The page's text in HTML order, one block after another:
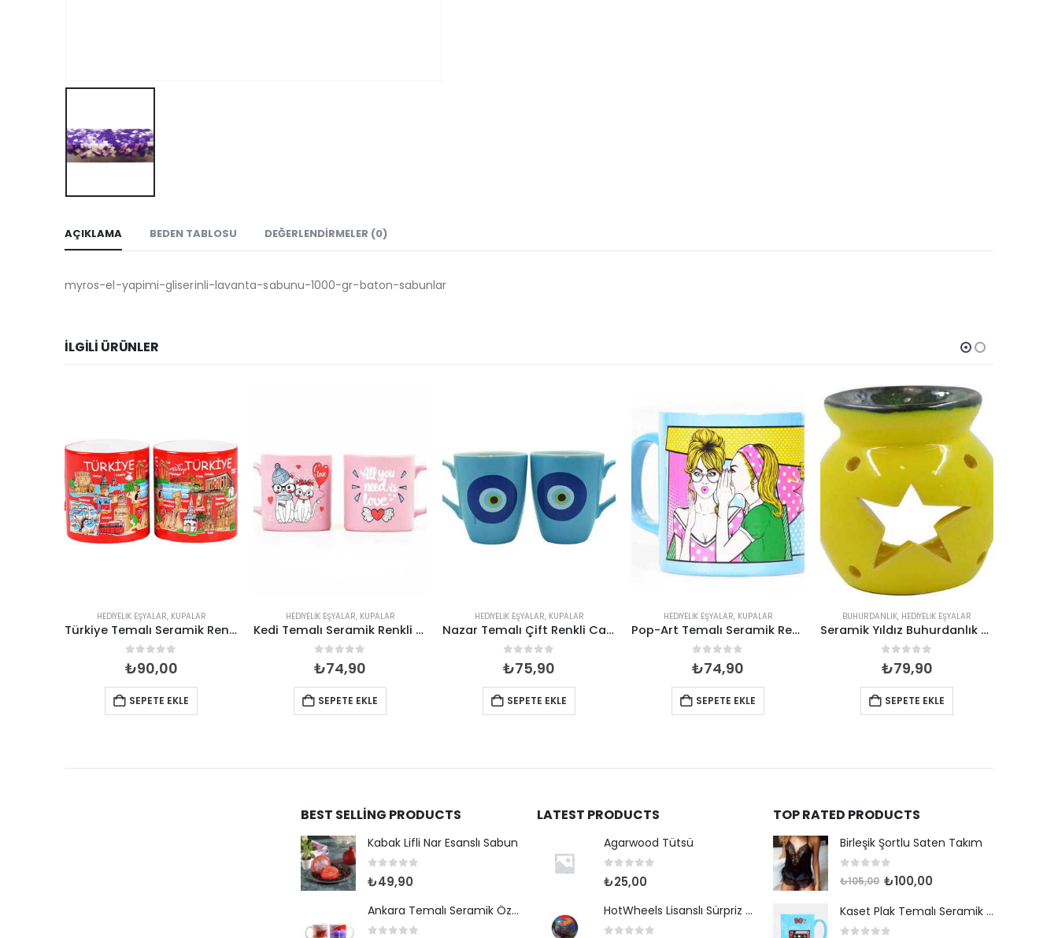
AÇIKLAMA BEDEN TABLOSU DEĞERLENDIRMELER (0)
myros-el-yapimi-gliserinli-lavanta-sabunu-1000-gr-baton-sabunlar
İLGILI ÜRÜNLER
HEDIYELIK EŞYALAR, KUPALAR
Türkiye Temalı Seramik Renkli Baskılı Kupa
0 out of 5
₺90,00
SEPETE EKLE
HEDIYELIK EŞYALAR, KUPALAR
Kedi Temalı Seramik Renkli Kupa
0 out of 5
₺74,90
SEPETE EKLE
HEDIYELIK EŞYALAR, KUPALAR
Nazar Temalı Çift Renkli Cam Kupa
0 out of 5
₺75,90
SEPETE EKLE
HEDIYELIK EŞYALAR, KUPALAR
Pop-Art Temalı Seramik Renkli Kupa
0 out of 5
₺74,90
SEPETE EKLE
BUHURDANLIK, HEDIYELIK EŞYALAR
Seramik Yıldız Buhurdanlık Mumluk
0 out of 5
₺79,90
SEPETE EKLE
BEST SELLING PRODUCTS
Kabak Lifli Nar Esanslı Sabun
out of 5
₺49,90
Ankara Temalı Seramik Özel Baskılı Kupa 80*95mm
LATEST PRODUCTS
Agarwood Tütsü
out of 5
₺25,00
HotWheels Lisanslı Sürpriz Yumurta
TOP RATED PRODUCTS
Birleşik Şortlu Saten Takım
out of 5
₺105,00 Orijinal
₺105,00.
₺100,00
fiyat:
Kaset Plak Temalı Seramik Renkli Kupa